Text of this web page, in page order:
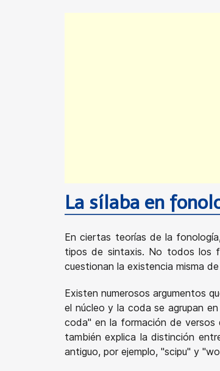
La sílaba en
En ciertas teorías de la
tipos de sintaxis. No todos los
cuestionan la existencia misma
Existen numerosos argumentos
el núcleo y la coda se agrupan
coda" en la formación de versos
también explica la distinción
antiguo, por ejemplo, "scipu" y